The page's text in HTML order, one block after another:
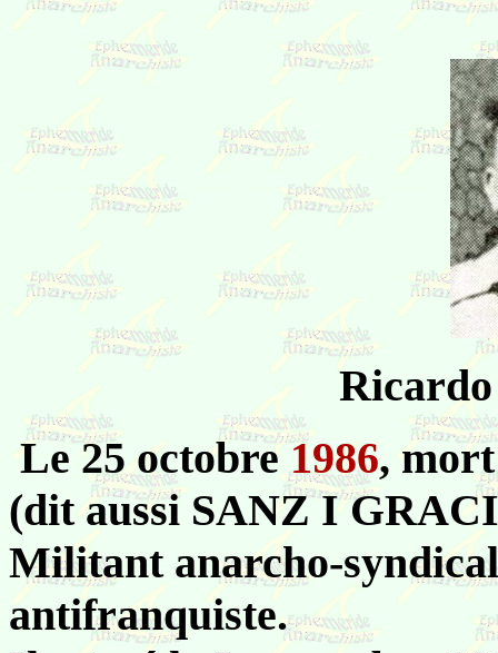
Ricardo
Le 25 octobre1986,
(dit aussi SANZ I
Militant anarcho-
antifranquiste.